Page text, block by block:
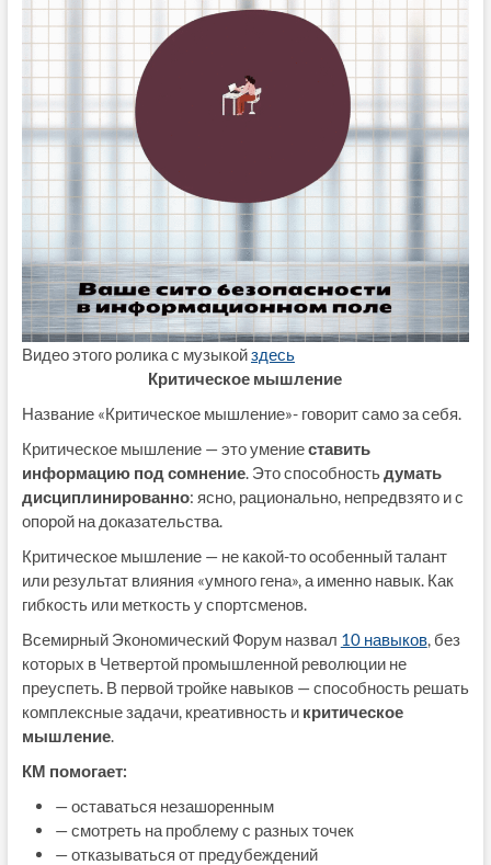
Видео этого ролика с музыкойздесь
Критическое мышление
Название «Критическое мышление»- говорит само за себя.
Критическое мышление — это умениеставить
информацию под сомнение. Это способность думать
дисциплинированно: ясно, рационально, непредвзято и с
опорой на доказательства.
Критическое мышление — не какой-то особенный талант
или результат влияния «умного гена», а именно навык. Как
гибкость или меткость у спортсменов.
Всемирный Экономический Форум назвал 10 навыков, без
которых в Четвертой промышленной революции не
преуспеть. В первой тройке навыков — способность решать
комплексные задачи, креативность и критическое
мышление.
КМ помогает:
— оставаться незашоренным
— смотреть на проблему с разных точек
— отказываться от предубеждений